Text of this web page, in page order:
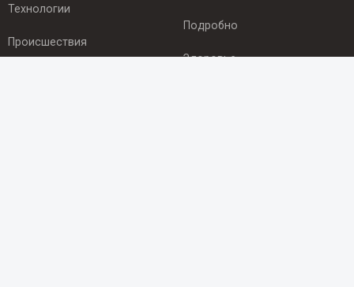
Технологии
Происшествия
Подробно
Здоровье